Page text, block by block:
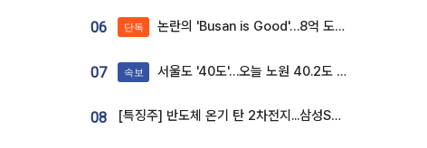
06 단독 논란의 'Busan is Good'…8억 도시브랜드, 용산 대통령실 CI 업체가 수행
07 속보 서울도 '40도'…오늘 노원 40.2도 기록
08 [특징주] 반도체 온기 탄 2차전지...삼성SDI, 장 초반 7% 넘게 껑충